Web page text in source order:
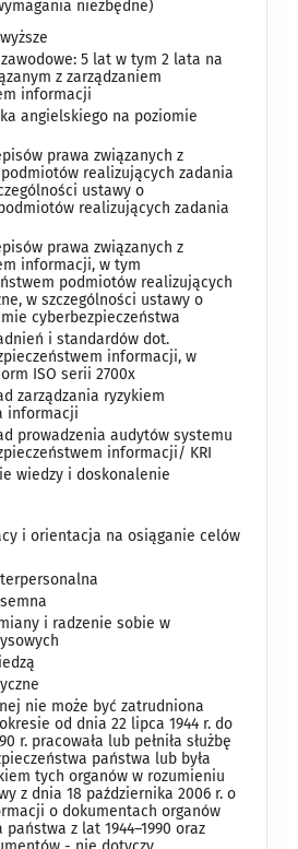
niezbędne)
5 lat w tym 2 lata na
z zarządzaniem
informacji
angielskiego na poziomie
prawa związanych z
realizujących zadania
ustawy o
realizujących zadania
prawa związanych z
informacji, w tym
podmiotów realizujących
w szczególności ustawy o
cyberbezpieczeństwa
i standardów dot.
informacji, w
ISO serii 2700x
zarządzania ryzykiem
informacji
prowadzenia audytów systemu
informacji/ KRI
wiedzy i doskonalenie
i orientacja na osiąganie celów
i radzenie sobie w
nie może być zatrudniona
od dnia 22 lipca 1944 r. do
r. pracowała lub pełniła służbę
państwa lub była
tych organów w rozumieniu
z dnia 18 października 2006 r. o
o dokumentach organów
z lat 1944–1990 oraz